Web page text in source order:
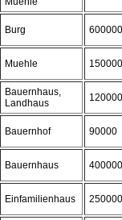
Burg 600000
Muehle 150000
Bauernhaus,
Landhaus
120000
Bauernhof 90000
Bauernhaus 400000
Einfamilienhaus 250000